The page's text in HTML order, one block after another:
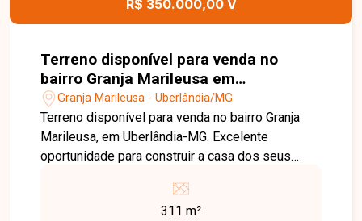
R$ 350.000,00 V
Terreno disponível para venda no
bairro Granja Marileusa em
Uberlândia-MG
Granja Marileusa - Uberlândia/MG
Terreno disponível para venda no bairro Granja
Marileusa, em Uberlândia-MG. Excelente
oportunidade para construir a casa dos seus
valorizados da cidade. O terreno está localizado
no Condomínio Terras Alpha, que oferece
311 m²